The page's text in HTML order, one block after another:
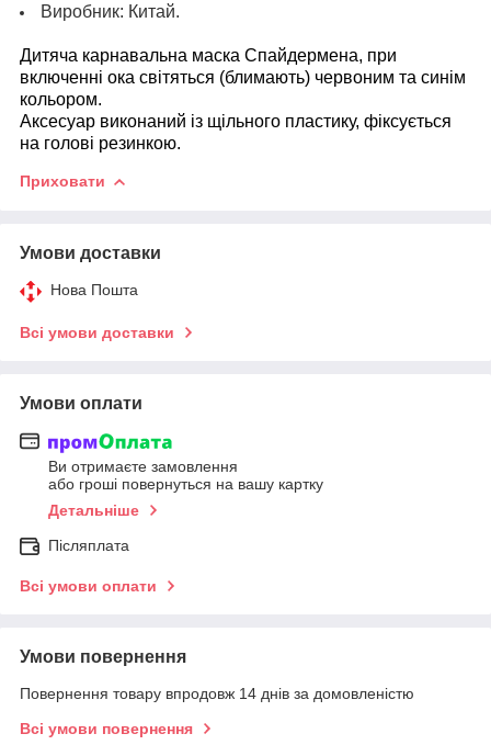
Виробник: Китай.
Дитяча карнавальна маска Спайдермена, при
включенні ока світяться (блимають) червоним та синім
кольором.
Аксесуар виконаний із щільного пластику, фіксується
на голові резинкою.
Приховати
Умови доставки
Нова Пошта
Всі умови доставки
Умови оплати
Ви отримаєте замовлення
або гроші повернуться на вашу картку
Детальніше
Післяплата
Всі умови оплати
Умови повернення
Повернення товару впродовж 14 днів за домовленістю
Всі умови повернення